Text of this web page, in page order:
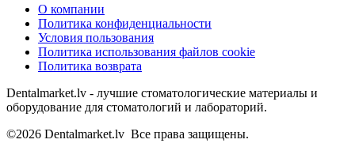
О компании
Политика конфиденциальности
Условия пользования
Политика использования файлов cookie
Политика возврата
Dentalmarket.lv - лучшие стоматологические материалы и
оборудование для стоматологий и лабораторий.
©2026 Dentalmarket.lv Все права защищены.